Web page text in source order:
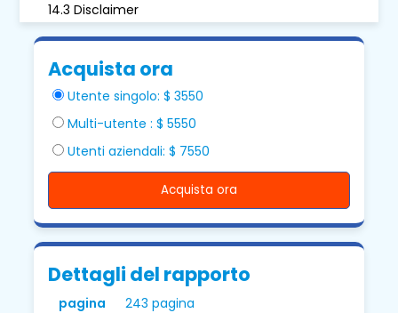
14.3 Disclaimer
Acquista ora
Utente singolo: $ 3550
Multi-utente : $ 5550
Utenti aziendali: $ 7550
Acquista ora
Dettagli del rapporto
pagina
243 pagina